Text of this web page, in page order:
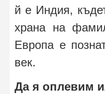
й е Индия,
храна на
Европа е
век.
Да я оплевим